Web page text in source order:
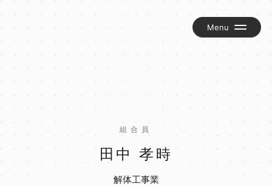
組合について
交流グループ『匠の輪』
岡谷建労新聞『かわら版』
組合員ブログ
組合員
田中 孝時
解体工事業